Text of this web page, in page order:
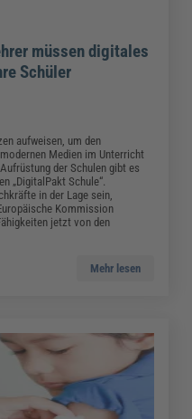
müssen digitales
Schüler
aufweisen, um den
Medien im Unterricht
der Schulen gibt es
„DigitalPakt Schule“.
in der Lage sein,
Kommission
jetzt von den
Mehr lesen